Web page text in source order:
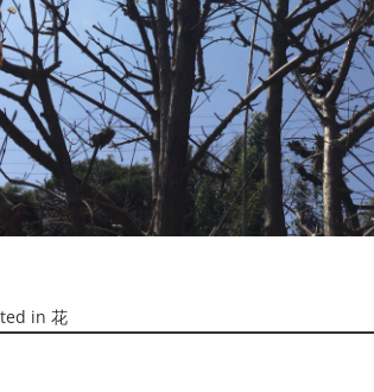
in 花